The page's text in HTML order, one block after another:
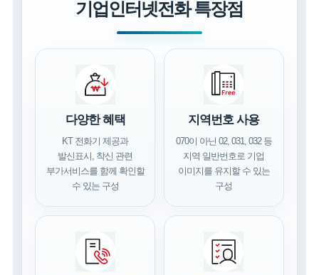
기업인터넷전화 특장점
다양한 혜택
KT 전화기 제공과
발신표시, 착신 관련
부가서비스를 함께 확인할
수 있는 구성
지역번호 사용
070이 아닌 02, 031, 032 등
지역 일반번호로 기업
이미지를 유지할 수 있는
구성